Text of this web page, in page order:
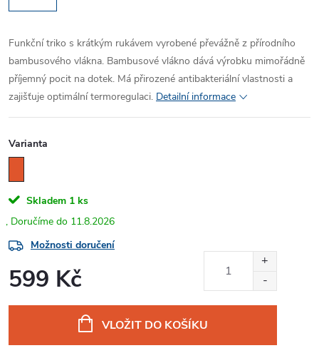
Funkční triko s krátkým rukávem vyrobené převážně z přírodního
bambusového vlákna. Bambusové vlákno dává výrobku mimořádně
příjemný pocit na dotek. Má přirozené antibakteriální vlastnosti a
zajišťuje optimální termoregulaci. Detailní informace
Varianta
Skladem 1 ks
11.8.2026
Možnosti doručení
599 Kč
VLOŽIT DO KOŠÍKU